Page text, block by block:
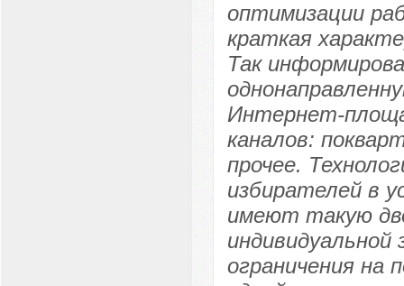
оптимизации
краткая
Так
Интернет-
каналов:
прочее.
избирателей в
имеют такую
ограничения на